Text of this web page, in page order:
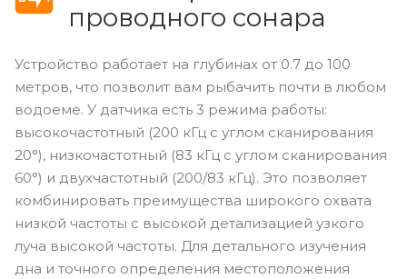
проводного сонара
Устройство работает на глубинах от 0.7 до 100
метров, что позволит вам рыбачить почти в любом
водоеме. У датчика есть 3 режима работы:
высокочастотный (200 кГц с углом сканирования
20°), низкочастотный (83 кГц с углом сканирования
60°) и двухчастотный (200/83 кГц). Это позволяет
комбинировать преимущества широкого охвата
низкой частоты с высокой детализацией узкого
луча высокой частоты. Для детального изучения
дна и точного определения местоположения